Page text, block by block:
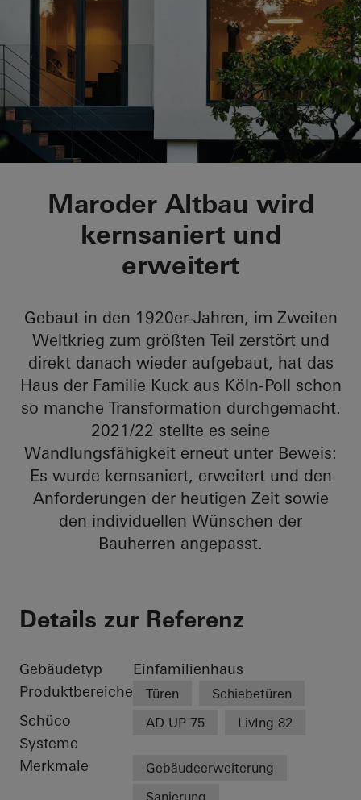
Stadthaus Linda
Maroder Altbau wird
kernsaniert und
erweitert
Gebaut in den 1920er-Jahren, im Zweiten
Weltkrieg zum größten Teil zerstört und
direkt danach wieder aufgebaut, hat das
Haus der Familie Kuck aus Köln-Poll schon
so manche Transformation durchgemacht.
2021/22 stellte es seine
Wandlungsfähigkeit erneut unter Beweis:
Es wurde kernsaniert, erweitert und den
Anforderungen der heutigen Zeit sowie
den individuellen Wünschen der
Bauherren angepasst.
Details zur Referenz
Gebäudetyp
Einfamilienhaus
Produktbereiche
Türen Schiebetüren
Schüco
Systeme
AD UP 75 LivIng 82
Merkmale
Gebäudeerweiterung